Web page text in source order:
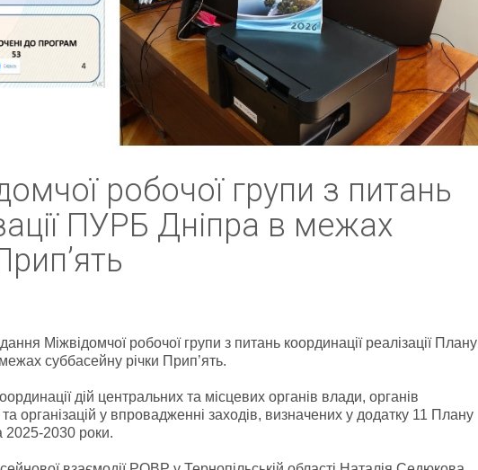
робочої групи з питань
ПУРБ Дніпра в межах
Міжвідомчої робочої групи з питань координації реалізації Плану
суббасейну річки Прип’ять.
дій центральних та місцевих органів влади, органів
організацій у впровадженні заходів, визначених у додатку 11 Плану
2025-2030 роки.